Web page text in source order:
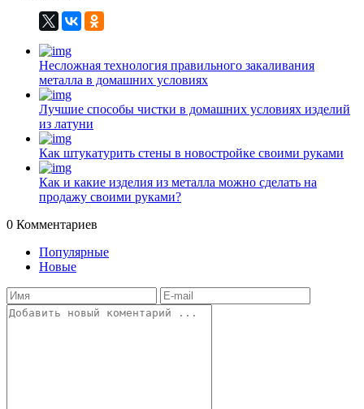
Несложная технология правильного закаливания
металла в домашних условиях
Лучшие способы чистки в домашних условиях изделий
из латуни
Как штукатурить стены в новостройке своими руками
Как и какие изделия из металла можно сделать на
продажу своими руками?
0 Комментариев
Популярные
Новые